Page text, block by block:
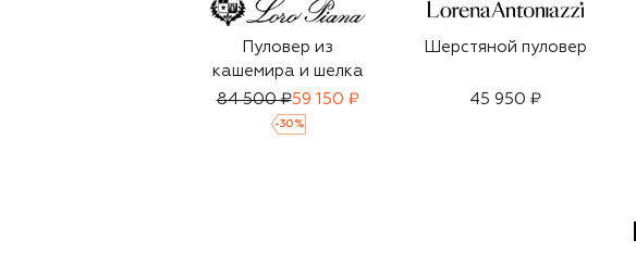
Пуловер из
кашемира и шелка
84 500 ₽59 150 ₽
-30 %
Шерстяной пуловер
45 950 ₽